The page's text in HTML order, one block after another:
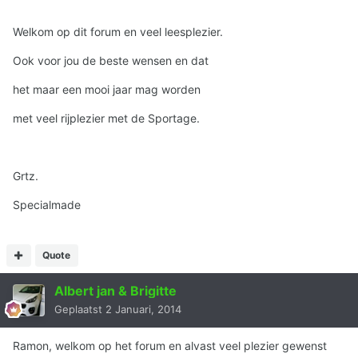
Welkom op dit forum en veel leesplezier.
Ook voor jou de beste wensen en dat
het maar een mooi jaar mag worden
met veel rijplezier met de Sportage.
Grtz.
Specialmade
Quote
Albert jan & Brigitte
Geplaatst 2 Januari, 2014
Ramon, welkom op het forum en alvast veel plezier gewenst